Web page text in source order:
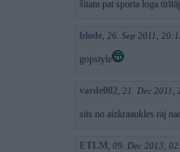
šitam pat sporta loga
blode, 26. Sep 2011,
gopstyle
varde002, 21. Dec 2011,
sits no aizkraaukles raj
ETLM, 09. Dec 2013,